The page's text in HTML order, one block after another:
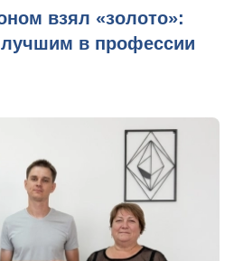
взял «золото»:
в профессии